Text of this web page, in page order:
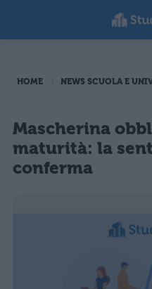
HOME NEWS SCUOLA E
Mascherina
maturità: la
conferma